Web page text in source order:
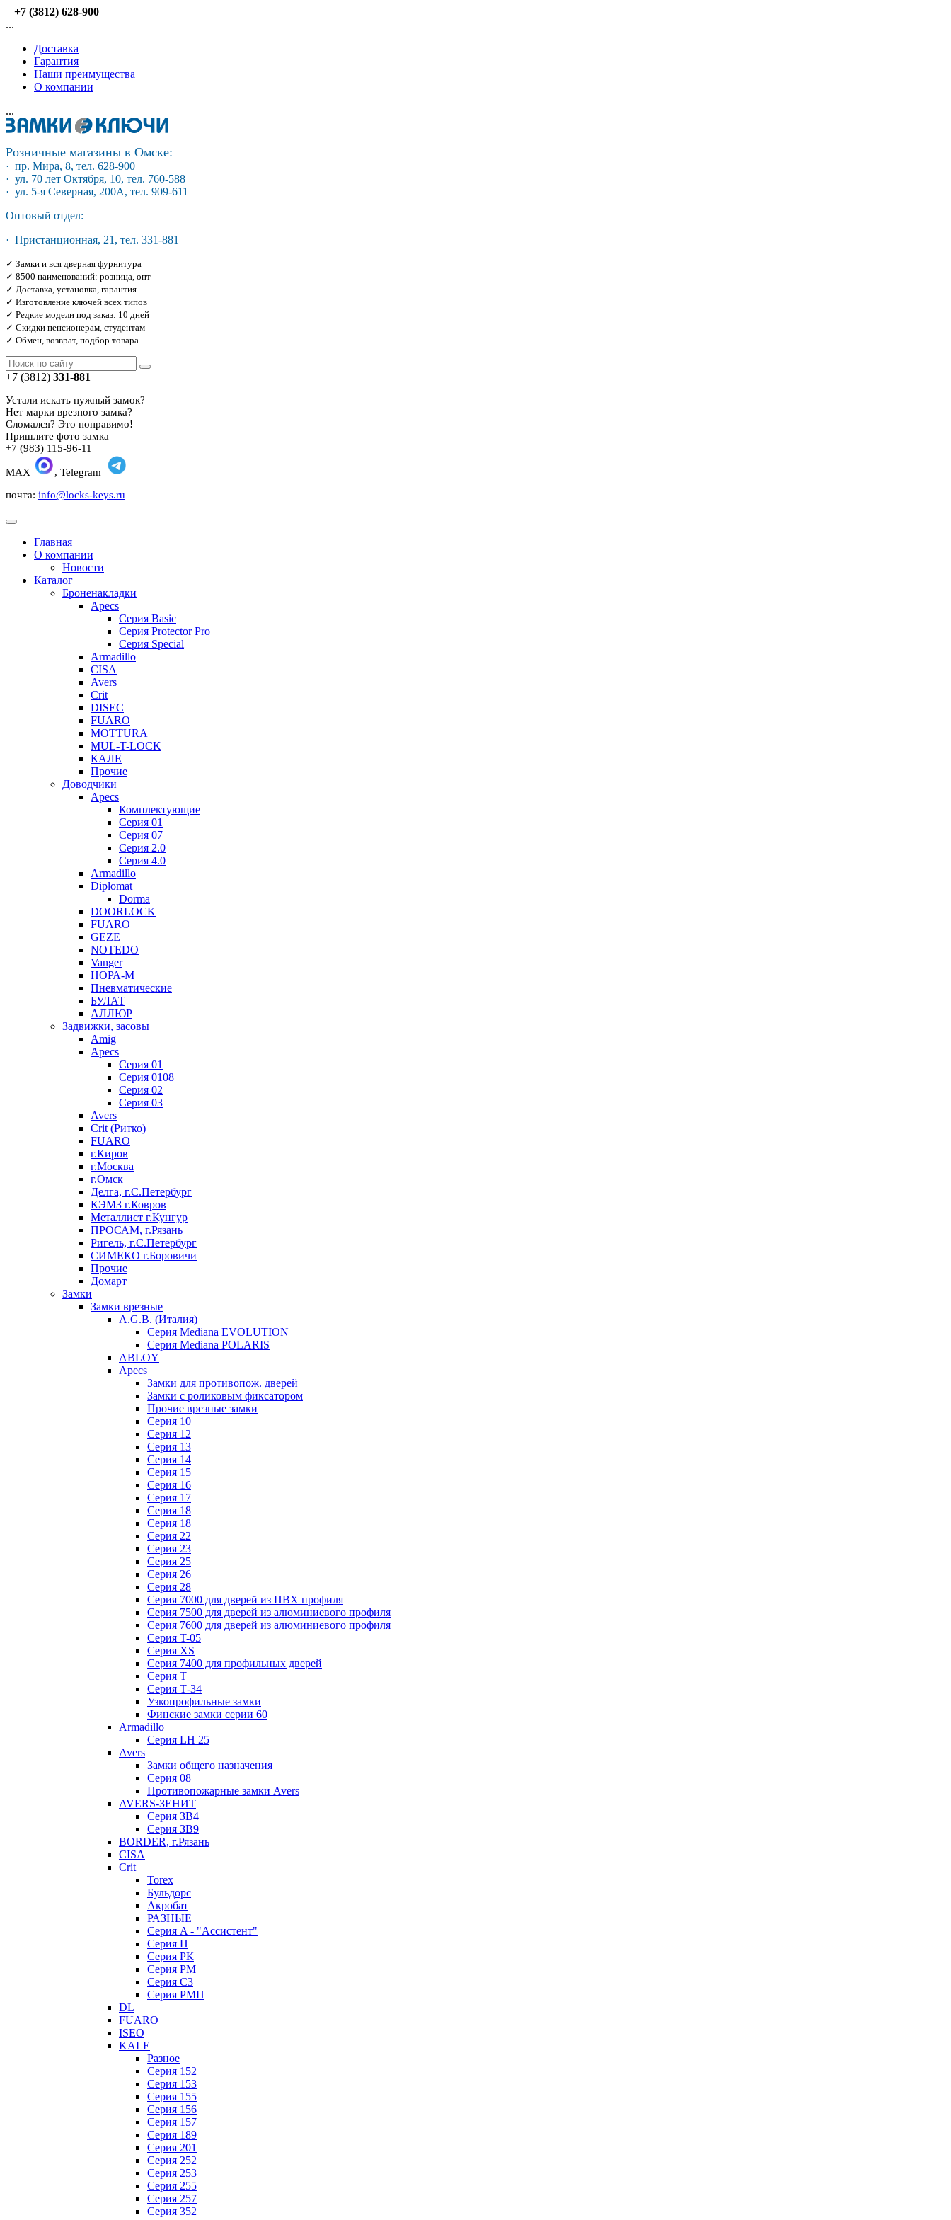
+7 (3812) 628-900
...
Доставка
Гарантия
Наши преимущества
О компании
...
Розничные магазины в Омске:
· пр. Мира, 8, тел. 628-900
· ул. 70 лет Октября, 10, тел. 760-588
· ул. 5-я Северная, 200А, тел. 909-611
Оптовый отдел:
· Пристанционная, 21, тел. 331-881
✓ Замки и вся дверная фурнитура
✓ 8500 наименований: розница, опт
✓ Доставка, установка, гарантия
✓ Изготовление ключей всех типов
✓ Редкие модели под заказ: 10 дней
✓ Скидки пенсионерам, студентам
✓ Обмен, возврат, подбор товара
+7 (3812) 331-881
Устали искать нужный замок?
Нет марки врезного замка?
Сломался? Это поправимо!
Пришлите фото замка
+7 (983) 115-96-11
MAX
, Telegram
почта: info@locks-keys.ru
Главная
О компании
Новости
Каталог
Броненакладки
Apecs
Серия Basic
Серия Protector Pro
Серия Special
Armadillo
CISA
Avers
Crit
DISEC
FUARO
MOTTURA
MUL-T-LOCK
КАЛЕ
Прочие
Доводчики
Apecs
Комплектующие
Серия 01
Серия 07
Серия 2.0
Серия 4.0
Armadillo
Diplomat
Dorma
DOORLOCK
FUARO
GEZE
NOTEDO
Vanger
НОРА-М
Пневматические
БУЛАТ
АЛЛЮР
Задвижки, засовы
Amig
Apecs
Серия 01
Серия 0108
Серия 02
Серия 03
Avers
Crit (Ритко)
FUARO
г.Киров
г.Москва
г.Омск
Делга, г.С.Петербург
КЭМЗ г.Ковров
Металлист г.Кунгур
ПРОСАМ, г.Рязань
Ригель, г.С.Петербург
СИМЕКО г.Боровичи
Прочие
Домарт
Замки
Замки врезные
A.G.B. (Италия)
Серия Mediana EVOLUTION
Серия Mediana POLARIS
ABLOY
Apecs
Замки для противопож. дверей
Замки с роликовым фиксатором
Прочие врезные замки
Серия 10
Серия 12
Серия 13
Серия 14
Серия 15
Серия 16
Серия 17
Серия 18
Серия 18
Серия 22
Серия 23
Серия 25
Серия 26
Серия 28
Серия 7000 для дверей из ПВХ профиля
Серия 7500 для дверей из алюминиевого профиля
Серия 7600 для дверей из алюминиевого профиля
Серия T-05
Серия XS
Серия 7400 для профильных дверей
Серия Т
Серия Т-34
Узкопрофильные замки
Финские замки серии 60
Armadillo
Серия LH 25
Avers
Замки общего назначения
Серия 08
Противопожарные замки Avers
AVERS-ЗЕНИТ
Серия ЗВ4
Серия ЗВ9
BORDER, г.Рязань
CISA
Crit
Torex
Бульдорс
Акробат
РАЗНЫЕ
Серия A - "Ассистент"
Серия П
Серия РК
Серия РМ
Серия С3
Серия РМП
DL
FUARO
ISEO
KALE
Разное
Серия 152
Серия 153
Серия 155
Серия 156
Серия 157
Серия 189
Серия 201
Серия 252
Серия 253
Серия 255
Серия 257
Серия 352